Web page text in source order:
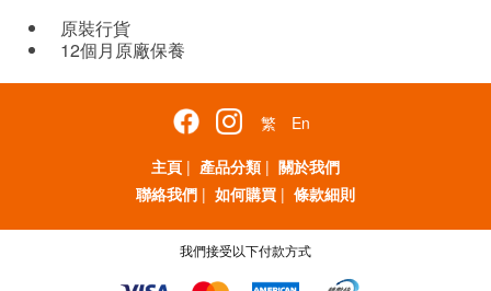
原裝行貨
12個月原廠保養
繁
En
主頁 | 產品分類 | 關於我們
聯絡我們 | 如何購買 | 條款細則
我們接受以下付款方式